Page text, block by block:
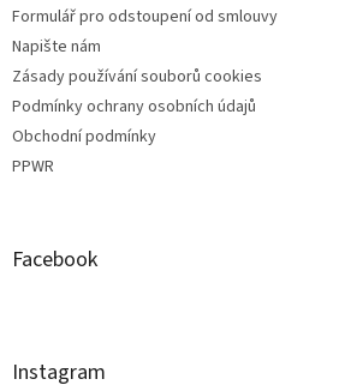
Formulář pro odstoupení od smlouvy
Napište nám
Zásady používání souborů cookies
Podmínky ochrany osobních údajů
Obchodní podmínky
PPWR
Facebook
Instagram